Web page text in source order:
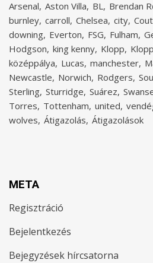
Arsenal Aston Villa BL Brendan
burnley carroll Chelsea city
downing Everton FSG Fulham
Hodgson king kenny Klopp
középpálya Lucas manchester
Newcastle Norwich Rodgers
Sterling Sturridge Suárez
Torres Tottenham united
wolves Átigazolás Átigazolások
META
Regisztráció
Bejelentkezés
Bejegyzések hírcsatorna